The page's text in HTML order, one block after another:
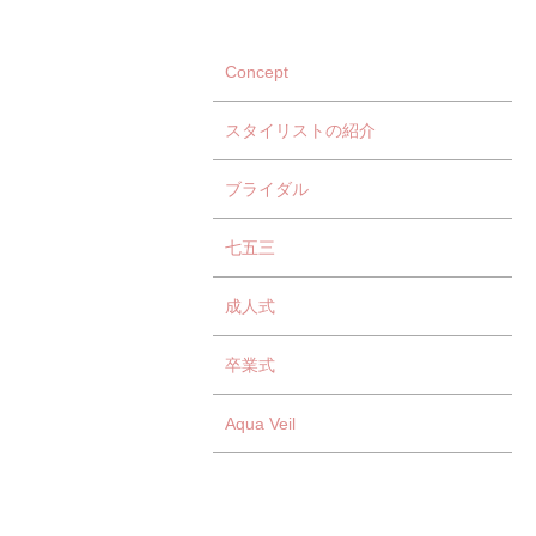
Concept
スタイリストの紹介
ブライダル
七五三
成人式
卒業式
Aqua Veil